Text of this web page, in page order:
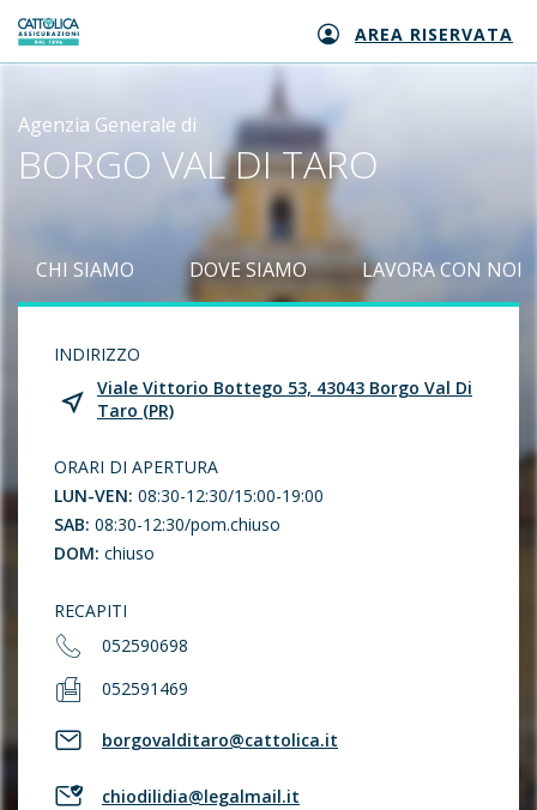
Generali logo AREA RISERVATA
Agenzia Generale di
BORGO VAL DI TARO
CHI SIAMO DOVE SIAMO LAVORA CON NOI
INDIRIZZO
Viale Vittorio Bottego 53, 43043 Borgo Val Di
Taro (PR)
ORARI DI APERTURA
LUN-VEN: 08:30-12:30/15:00-19:00
SAB: 08:30-12:30/pom.chiuso
DOM: chiuso
RECAPITI
052590698
052591469
borgovalditaro@cattolica.it
chiodilidia@legalmail.it